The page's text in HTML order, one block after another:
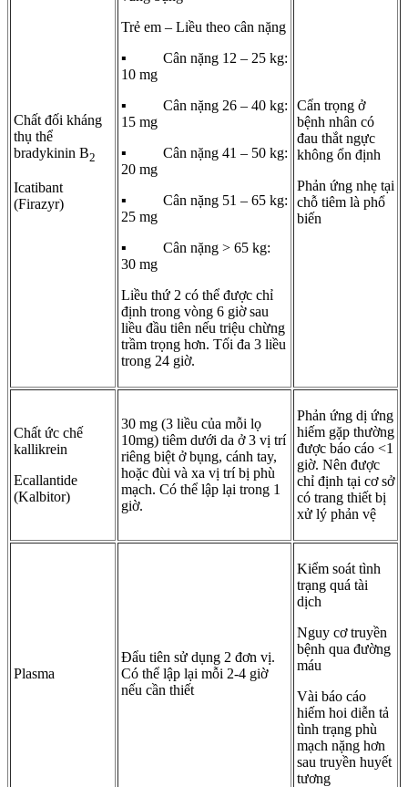
Chất đối kháng
thụ thể
bradykinin B2
Icatibant
(Firazyr)
Trẻ em – Liều theo cân nặng
▪ Cân nặng 12 – 25 kg:
10 mg
▪ Cân nặng 26 – 40 kg:
15 mg
▪ Cân nặng 41 – 50 kg:
20 mg
▪ Cân nặng 51 – 65 kg:
25 mg
▪ Cân nặng > 65 kg:
30 mg
Liều thứ 2 có thể được chỉ
định trong vòng 6 giờ sau
liều đầu tiên nếu triệu chừng
trầm trọng hơn. Tối đa 3 liều
trong 24 giờ.
Cẩn trọng ở
bệnh nhân có
đau thắt ngực
không ổn định
Phản ứng nhẹ tại
chỗ tiêm là phổ
biến
Chất ức chế
kallikrein
Ecallantide
(Kalbitor)
30 mg (3 liều của mỗi lọ
10mg) tiêm dưới da ở 3 vị trí
riêng biệt ở bụng, cánh tay,
hoặc đùi và xa vị trí bị phù
mạch. Có thể lập lại trong 1
giờ.
Phản ứng dị ứng
hiếm gặp thường
được báo cáo <1
giờ. Nên được
chỉ định tại cơ sở
có trang thiết bị
xử lý phản vệ
Plasma
Đẩu tiên sử dụng 2 đơn vị.
Có thể lập lại mỗi 2-4 giờ
nếu cần thiết
Kiểm soát tình
trạng quá tài
dịch
Nguy cơ truyền
bệnh qua đường
máu
Vài báo cáo
hiếm hoi diễn tả
tình trạng phù
mạch nặng hơn
sau truyền huyết
tương